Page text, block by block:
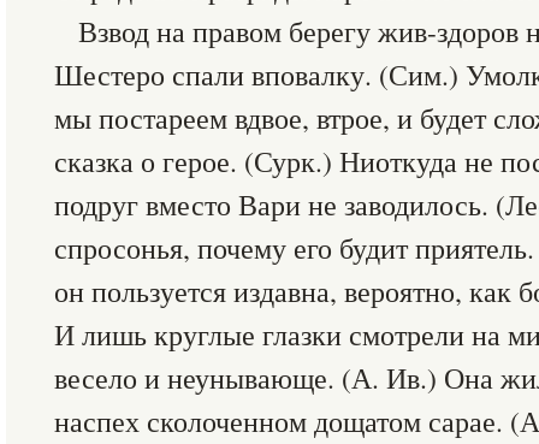
Взвод на правом берегу жив-здоров
Шестеро спали вповалку. (Сим.)
мы постареем вдвое, втрое, и будет
сказка о герое. (Сурк.) Ниоткуда не
подруг вместо Вари не заводилось.
спросонья, почему его будит
он пользуется издавна, вероятно,
И лишь круглые глазки смотрели на
весело и неунывающе. (А. Ив.) Она
наспех сколоченном дощатом сарае.